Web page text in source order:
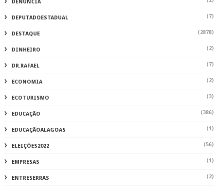
DENUNCIA
DEPUTADOESTADUAL (7)
DESTAQUE (2878)
DINHEIRO (2)
DR.RAFAEL (7)
ECONOMIA (2)
ECOTURISMO (3)
EDUCAÇÃO (386)
EDUCAÇÃOALAGOAS (1)
ELEIÇÕES2022 (56)
EMPRESAS (1)
ENTRESERRAS (2)